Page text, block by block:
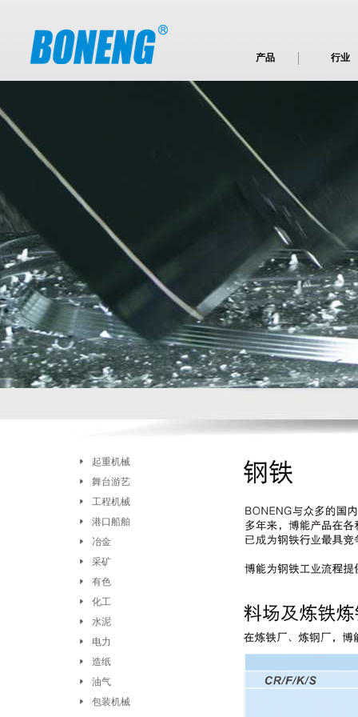
产品 行业
起重机械
舞台游艺
工程机械
港口船舶
冶金
采矿
有色
化工
水泥
电力
造纸
油气
包装机械